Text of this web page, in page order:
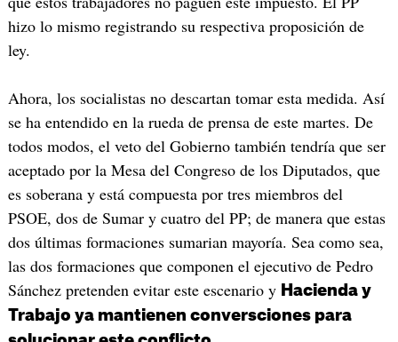
hizo lo mismo registrando su respectiva proposición de
ley.
Ahora, los socialistas no descartan tomar esta medida. Así
se ha entendido en la rueda de prensa de este martes. De
todos modos, el veto del Gobierno también tendría que ser
aceptado por la Mesa del Congreso de los Diputados, que
es soberana y está compuesta por tres miembros del
PSOE, dos de Sumar y cuatro del PP; de manera que estas
dos últimas formaciones sumarian mayoría. Sea como sea,
las dos formaciones que componen el ejecutivo de Pedro
Sánchez pretenden evitar este escenario y Hacienda y
Trabajo ya mantienen conversciones para